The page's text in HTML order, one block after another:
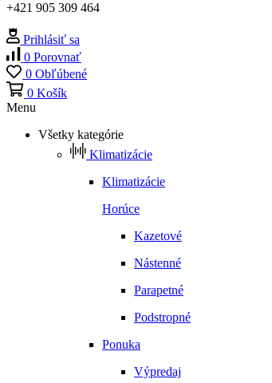
+421 905 309 464
Prihlásiť sa
0 Porovnať
0 Obľúbené
0 Košík
Menu
Všetky kategórie
Klimatizácie
Klimatizácie
Horúce
Kazetové
Nástenné
Parapetné
Podstropné
Ponuka
Výpredaj